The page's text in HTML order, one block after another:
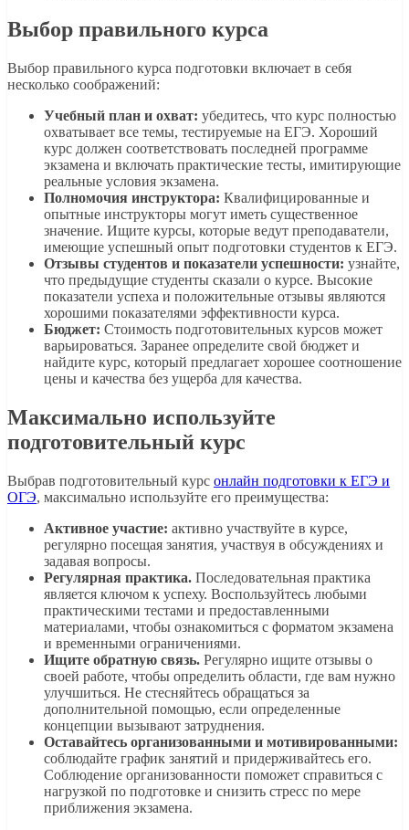
Выбор правильного курса
Выбор правильного курса подготовки включает в себя
несколько соображений:
Учебный план и охват: убедитесь, что курс полностью
охватывает все темы, тестируемые на ЕГЭ. Хороший
курс должен соответствовать последней программе
экзамена и включать практические тесты, имитирующие
реальные условия экзамена.
Полномочия инструктора: Квалифицированные и
опытные инструкторы могут иметь существенное
значение. Ищите курсы, которые ведут преподаватели,
имеющие успешный опыт подготовки студентов к ЕГЭ.
Отзывы студентов и показатели успешности: узнайте,
что предыдущие студенты сказали о курсе. Высокие
показатели успеха и положительные отзывы являются
хорошими показателями эффективности курса.
Бюджет: Стоимость подготовительных курсов может
варьироваться. Заранее определите свой бюджет и
найдите курс, который предлагает хорошее соотношение
цены и качества без ущерба для качества.
Максимально используйте
подготовительный курс
Выбрав подготовительный курс онлайн подготовки к ЕГЭ и
ОГЭ, максимально используйте его преимущества:
Активное участие: активно участвуйте в курсе,
регулярно посещая занятия, участвуя в обсуждениях и
задавая вопросы.
Регулярная практика. Последовательная практика
является ключом к успеху. Воспользуйтесь любыми
практическими тестами и предоставленными
материалами, чтобы ознакомиться с форматом экзамена
и временными ограничениями.
Ищите обратную связь. Регулярно ищите отзывы о
своей работе, чтобы определить области, где вам нужно
улучшиться. Не стесняйтесь обращаться за
дополнительной помощью, если определенные
концепции вызывают затруднения.
Оставайтесь организованными и мотивированными:
соблюдайте график занятий и придерживайтесь его.
Соблюдение организованности поможет справиться с
нагрузкой по подготовке и снизить стресс по мере
приближения экзамена.